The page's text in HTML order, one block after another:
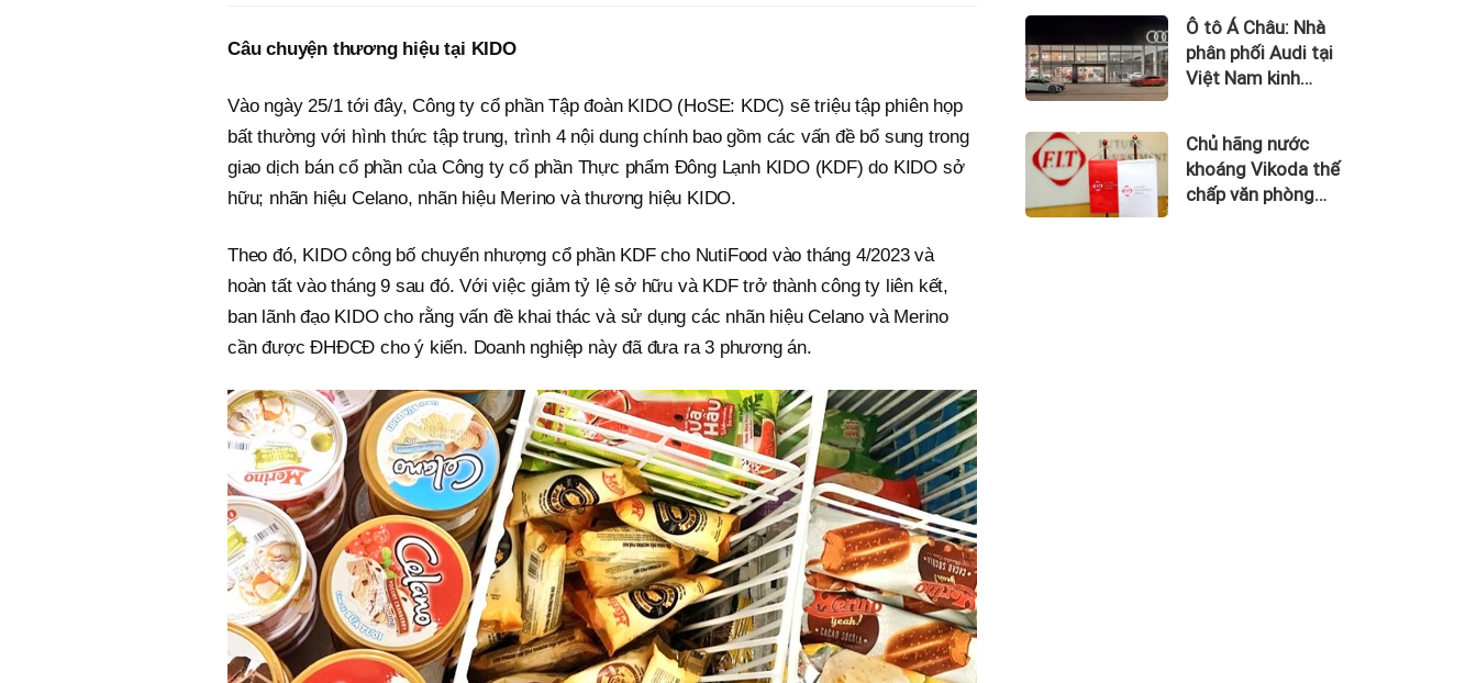
Câu chuyện thương hiệu tại KIDO
Vào ngày 25/1 tới đây, Công ty cổ phần Tập đoàn KIDO (HoSE: KDC) sẽ triệu tập phiên họp
bất thường với hình thức tập trung, trình 4 nội dung chính bao gồm các vấn đề bổ sung trong
giao dịch bán cổ phần của Công ty cổ phần Thực phẩm Đông Lạnh KIDO (KDF) do KIDO sở
hữu; nhãn hiệu Celano, nhãn hiệu Merino và thương hiệu KIDO.
Theo đó, KIDO công bố chuyển nhượng cổ phần KDF cho NutiFood vào tháng 4/2023 và
hoàn tất vào tháng 9 sau đó. Với việc giảm tỷ lệ sở hữu và KDF trở thành công ty liên kết,
ban lãnh đạo KIDO cho rằng vấn đề khai thác và sử dụng các nhãn hiệu Celano và Merino
cần được ĐHĐCĐ cho ý kiến. Doanh nghiệp này đã đưa ra 3 phương án.
sau nửa năm
Ô tô Á Châu: Nhà
phân phối Audi tại
Việt Nam kinh
Chủ hãng nước
khoáng Vikoda thế
chấp văn phòng